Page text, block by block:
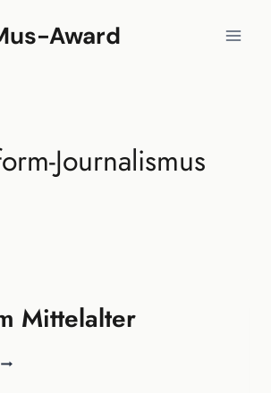
Award
Journalismus
Mittelalter
ALLTAG